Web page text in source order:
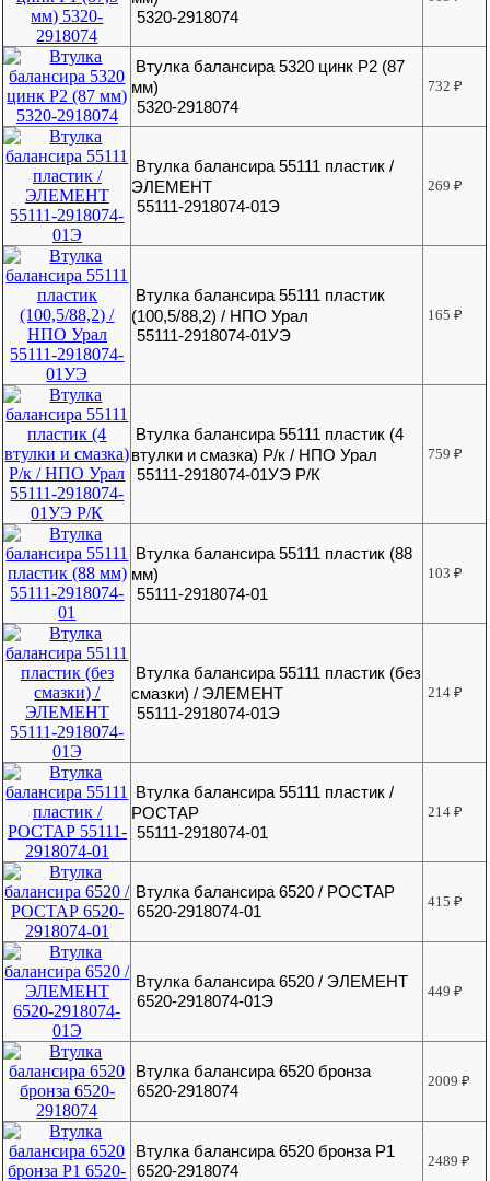
5320-2918074
Втулка балансира 5320 цинк Р2 (87
мм)
5320-2918074
732₽
Втулка балансира 55111 пластик /
ЭЛЕМЕНТ
55111-2918074-01Э
269₽
Втулка балансира 55111 пластик
(100,5/88,2) / НПО Урал
55111-2918074-01УЭ
165₽
Втулка балансира 55111 пластик (4
втулки и смазка) Р/к / НПО Урал
55111-2918074-01УЭ Р/К
759₽
Втулка балансира 55111 пластик (88
мм)
55111-2918074-01
103₽
Втулка балансира 55111 пластик (без
смазки) / ЭЛЕМЕНТ
55111-2918074-01Э
214₽
Втулка балансира 55111 пластик /
РОСТАР
55111-2918074-01
214₽
Втулка балансира 6520 / РОСТАР
6520-2918074-01
415₽
Втулка балансира 6520 / ЭЛЕМЕНТ
6520-2918074-01Э
449₽
Втулка балансира 6520 бронза
6520-2918074
2009₽
Втулка балансира 6520 бронза Р1
6520-2918074
2489₽